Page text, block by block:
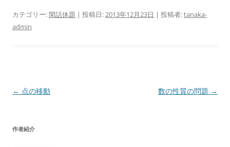
カテゴリー:閑話休題 | 投稿日:2013年12月23日 | 投稿者:tanaka-
admin
投
ビ
← 点の移動 数の性質の問題 →
作者紹介